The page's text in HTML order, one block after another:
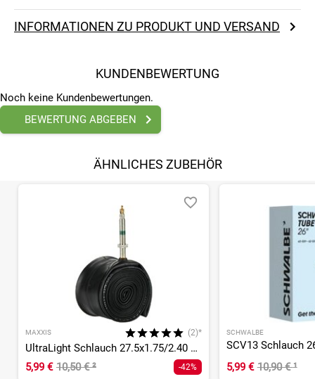
INFORMATIONEN ZU PRODUKT UND VERSAND
KUNDENBEWERTUNG
Noch keine Kundenbewertungen.
BEWERTUNG ABGEBEN
ÄHNLICHES ZUBEHÖR
MAXXIS (2)*
UltraLight Schlauch 27.5x1.75/2.40 SV - 48 mm
5,99 € 10,50 €² -42%
SCHWALBE
SCV13 Schlauch
5,99 € 10,90 €¹